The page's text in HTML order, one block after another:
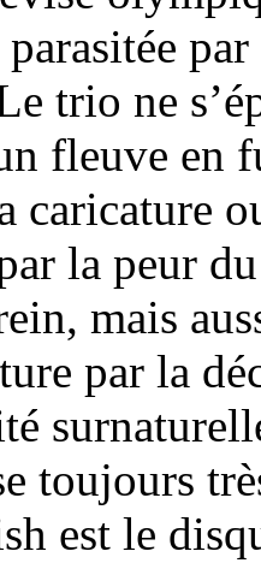
trio ne
fleuve en
caricature
la peur
mais
par la
toujours
est le